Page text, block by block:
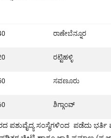
ರಾಣೇಬೆನ್ನೂರ
ರಟ್ಟಿಹಳ್ಳಿ
ಸವಣೂರು
ಶಿಗ್ಗಾಂವ್
ಪಶುವೈದ್ಯ ಸಂಸ್ಥೆಗಳಿಂದ ಪಡೆದು ಭರ್ತಿ